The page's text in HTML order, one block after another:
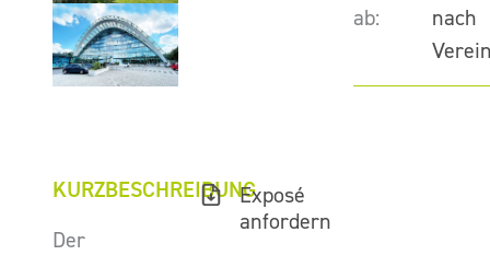
ab:
nach
KURZBESCHREIBUNG
Der
Exposé
anfordern